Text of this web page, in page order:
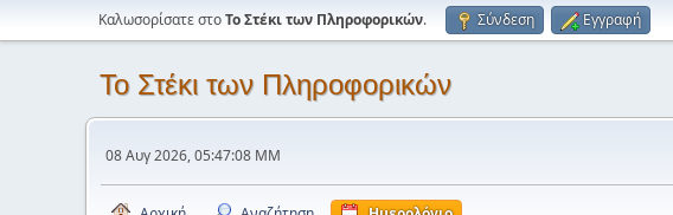
Καλωσορίσατε στοΤο Στέκι των Πληροφορικών. Σύνδεση Εγγραφή
Το Στέκι των Πληροφορικών
08 Αυγ 2026, 05:47:08 ΜΜ